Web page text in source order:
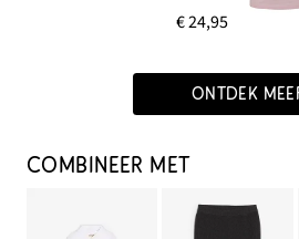
€ 24,95
ONTDEK
COMBINEER MET